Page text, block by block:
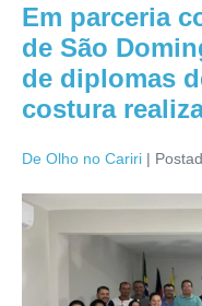
Em parceria
de São
de diplomas
costura
De Olho no Cariri |